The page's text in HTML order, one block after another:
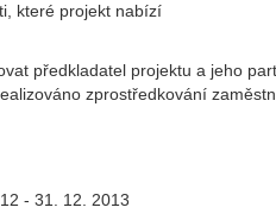
které projekt nabízí
předkladatel projektu a jeho
zprostředkování
- 31. 12. 2013